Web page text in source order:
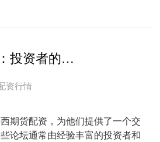
陕西期货配资 揭秘股票配资论坛：投资者的交流圣地
资行情
期货配资，为他们提供了一个交
论坛通常由经验丰富的投资者和